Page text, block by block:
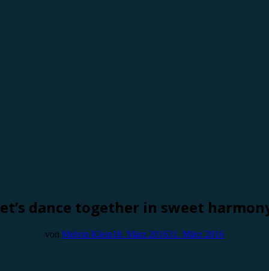
dance together in sweet
von Melvin Klein18. März 201631. März 2016